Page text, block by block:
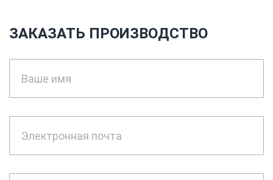
ЗАКАЗАТЬ ПРОИЗВОДСТВО
Ваше имя
Электронная почта